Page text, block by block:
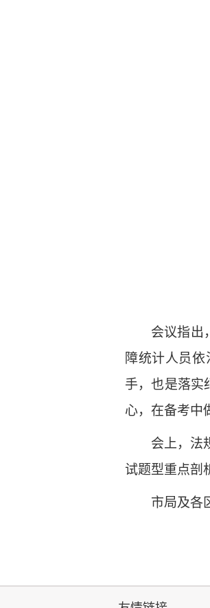
会议指出
障统计人员依
手，也是落实
心，在备考中
会上， 法
试题型重点剖
市局及各